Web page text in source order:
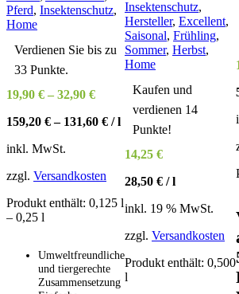
Pferd, Insektenschutz,
Home
Verdienen Sie bis zu
33 Punkte.
19,90 € – 32,90 €
159,20 €– 131,60 € /l
inkl. MwSt.
zzgl. Versandkosten
Produkt enthält: 0,125 l
– 0,25 l
Umweltfreundliche
und tiergerechte
Zusammensetzung
Insektenschutz,
Hersteller, Excellent,
Saisonal, Frühling,
Sommer, Herbst,
Home
Kaufen und
verdienen 14
Punkte!
14,25 €
28,50 € /l
inkl. 19 % MwSt.
zzgl. Versandkosten
Produkt enthält: 0,500
l